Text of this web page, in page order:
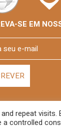
SE EM
repeat visits.
a controlled